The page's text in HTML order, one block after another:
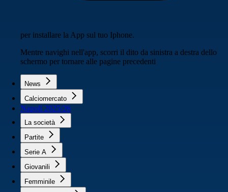
per installare la App sul tuo Iphone.
Mentre navighi nell'app, scorri il dito da sinistra a destra dello
schermo per tornare alle pagine precedenti
News
Calciomercato
Napoli 2025/26
La società
Partite
Serie A
Giovanili
Femminile